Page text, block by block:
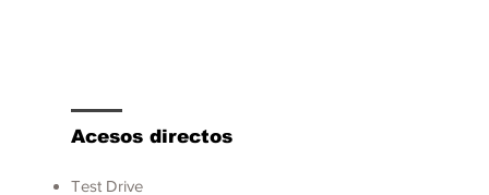
Acesos directos
Test Drive